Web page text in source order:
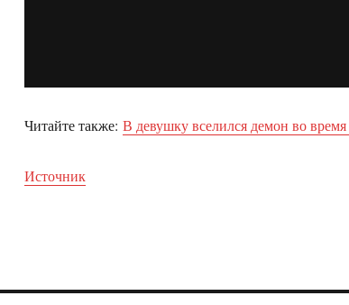
Читайте также: В девушку вселился демон во
Источник